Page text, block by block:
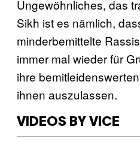
Ungewöhnliches, das
Sikh ist es nämlich,
minderbemittelte
immer mal wieder für
ihre
ihnen auszulassen.
VIDEOS BY VICE